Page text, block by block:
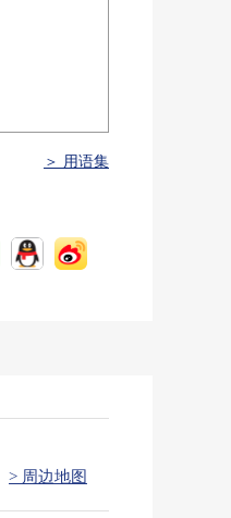
＞ 用语集
> 周边地图